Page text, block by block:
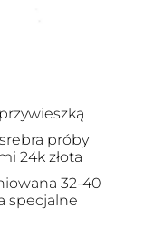
próby
24k złota
32-40
specjalne